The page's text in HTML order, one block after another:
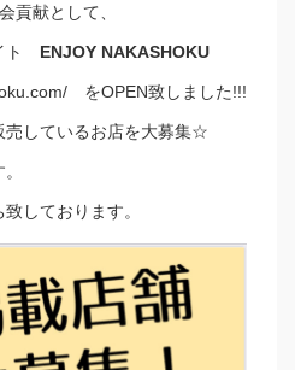
貢献として、
ト ENJOY NAKASHOKU
をOPEN致しました!!!
売しているお店を大募集☆
しております。